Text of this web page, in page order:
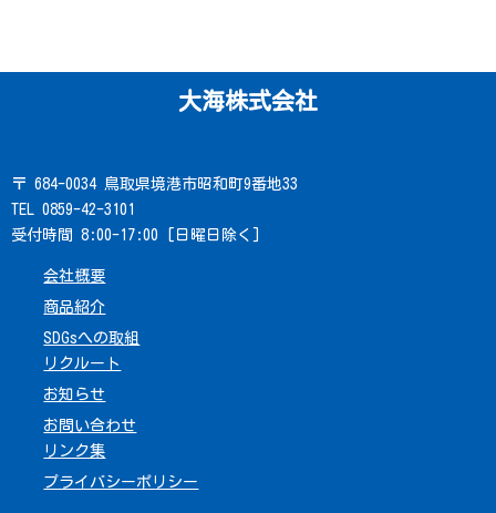
大海株式会社
〒 684-0034 鳥取県境港市昭和町9番地33
TEL 0859-42-3101
受付時間 8:00-17:00 [日曜日除く]
会社概要
商品紹介
SDGsへの取組
リクルート
お知らせ
お問い合わせ
リンク集
プライバシーポリシー